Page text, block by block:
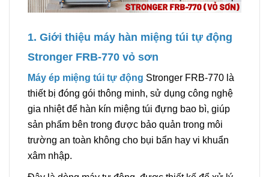
1. Giới thiệu máy hàn miệng túi tự động
Stronger FRB-770 vỏ sơn
Máy ép miệng túi tự động Stronger FRB-770 là
thiết bị đóng gói thông minh, sử dụng công nghệ
gia nhiệt để hàn kín miệng túi đựng bao bì, giúp
sản phẩm bên trong được bảo quản trong môi
trường an toàn không cho bụi bẩn hay vi khuẩn
xâm nhập.